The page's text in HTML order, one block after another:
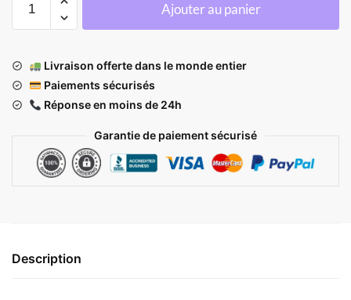
Ajouter au panier
Livraison offerte dans le monde entier
Paiements sécurisés
Réponse en moins de 24h
Garantie de paiement sécurisé
Description